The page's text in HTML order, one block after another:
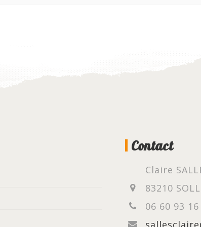
Contact
Claire
83210
06 60 93 16